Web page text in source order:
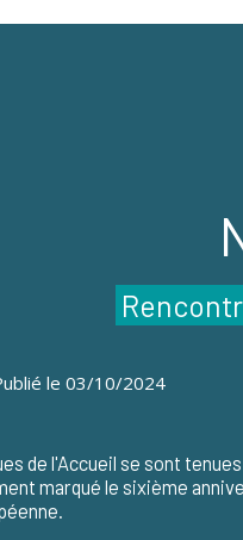
le 03/10/2024
de l'Accueil se sont
marqué le sixième